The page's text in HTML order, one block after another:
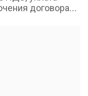
договора...